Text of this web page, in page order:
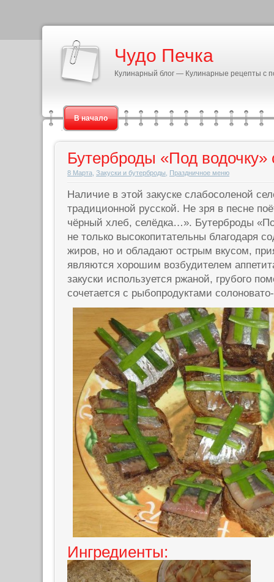
Чудо Печка
Кулинарный блог — Кулинарные рецепты с
В начало
Бутерброды «Под водочку»
8 Марта Закуски и бутерброды Праздничное меню
Наличие в этой закуске слабосоленой
традиционной русской. Не зря в песне
чёрный хлеб, селёдка…». Бутерброды
не только высокопитательны благодаря
жиров, но и обладают острым вкусом,
являются хорошим возбудителем
закуски используется ржаной, грубого
сочетается с рыбопродуктами
Ингредиенты: